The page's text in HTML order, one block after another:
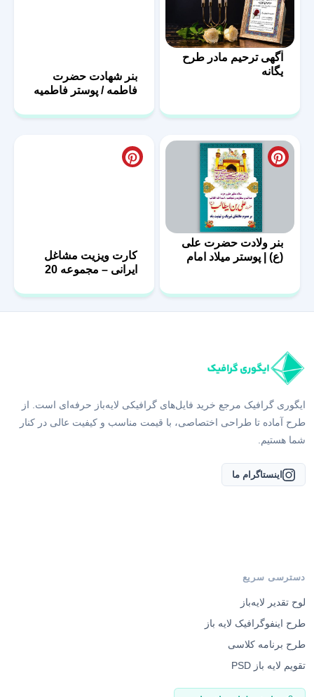
آگهی ترحیم مادر طرح
یگانه
بنر شهادت حضرت
فاطمه / پوستر فاطمیه
بنر ولادت حضرت علی
(ع) | پوستر میلاد امام
کارت ویزیت مشاغل
ایرانی – مجموعه 20
دوم
ایگوری گرافیک مرجع خرید فایل‌های گرافیکی لایه‌باز حرفه‌ای است. از
طرح آماده تا طراحی اختصاصی، با قیمت مناسب و کیفیت عالی در کنار
شما هستیم.
اینستاگرام ما
دسترسی سریع
لوح تقدیر لایه‌باز
طرح اینفوگرافیک لایه باز
طرح برنامه کلاسی
تقویم لایه باز PSD